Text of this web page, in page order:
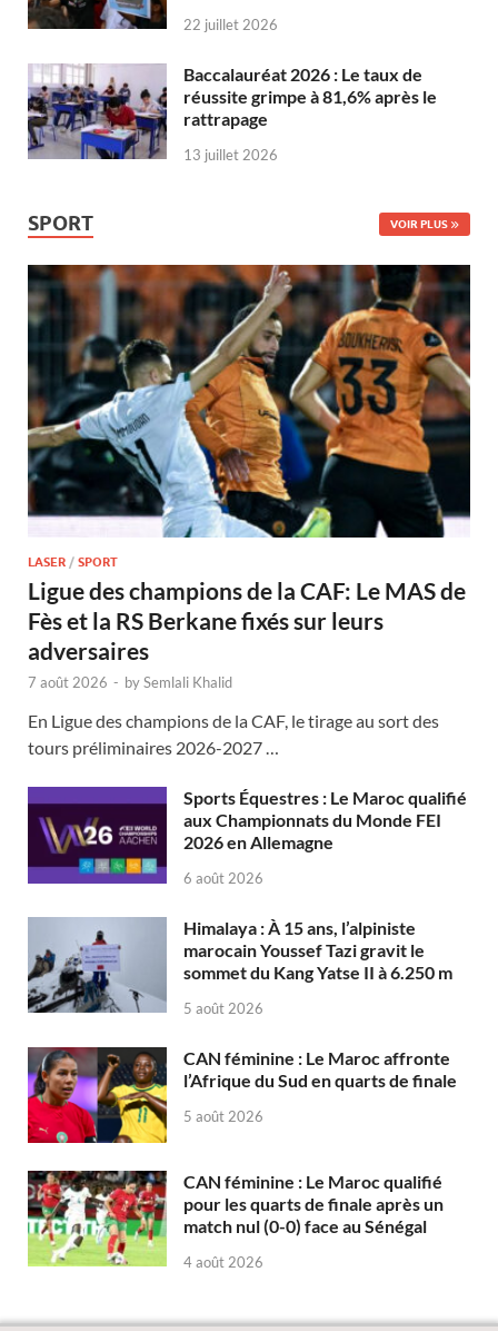
22 juillet 2026
Baccalauréat 2026 : Le taux de
réussite grimpe à 81,6% après le
rattrapage
13 juillet 2026
SPORT VOIR PLUS
LASER / SPORT
Ligue des champions de la CAF: Le MAS de
Fès et la RS Berkane fixés sur leurs
adversaires
7 août 2026 - bySemlali Khalid
En Ligue des champions de la CAF, le tirage au sort des
tours préliminaires 2026-2027 …
Sports Équestres : Le Maroc qualifié
aux Championnats du Monde FEI
2026 en Allemagne
6 août 2026
Himalaya : À 15 ans, l’alpiniste
marocain Youssef Tazi gravit le
sommet du Kang Yatse II à 6.250 m
5 août 2026
CAN féminine : Le Maroc affronte
l’Afrique du Sud en quarts de finale
5 août 2026
CAN féminine : Le Maroc qualifié
pour les quarts de finale après un
match nul (0-0) face au Sénégal
4 août 2026